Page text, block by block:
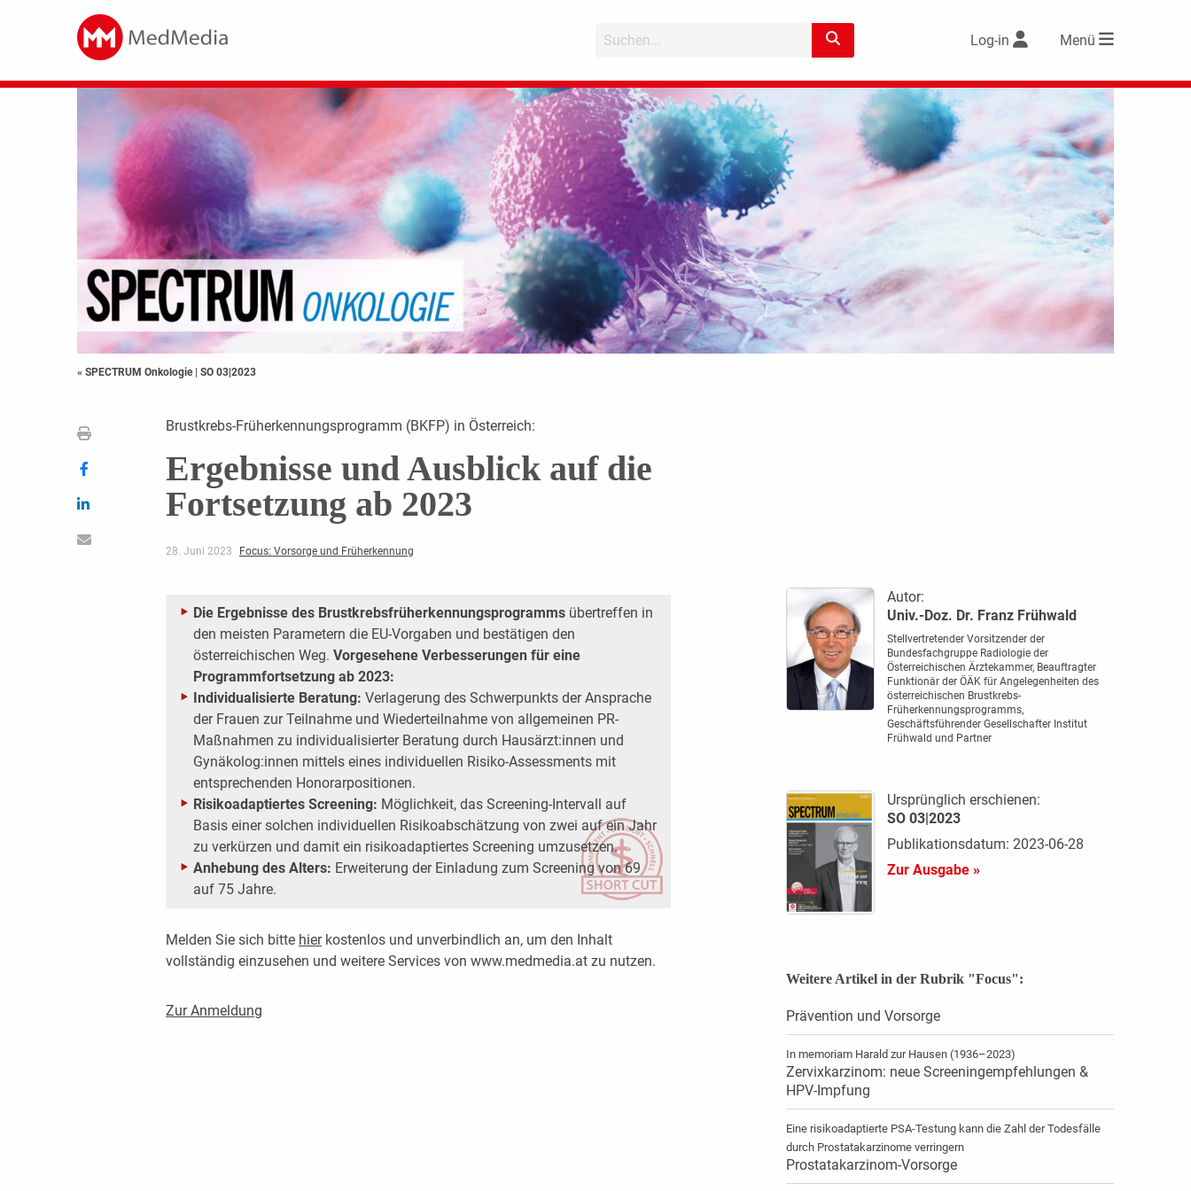
Log-in Menü
« SPECTRUM Onkologie | SO 03|2023
Brustkrebs-Früherkennungsprogramm (BKFP) in Österreich:
Ergebnisse und Ausblick auf die
Fortsetzung ab 2023
28. Juni 2023 Focus: Vorsorge und Früherkennung
Die Ergebnisse des Brustkrebsfrüherkennungsprogrammsübertreffen in
den meisten Parametern die EU-Vorgaben und bestätigen den
österreichischen Weg. Vorgesehene Verbesserungen für eine
Programmfortsetzung ab 2023:
Individualisierte Beratung: Verlagerung des Schwerpunkts der Ansprache
der Frauen zur Teilnahme und Wiederteilnahme von allgemeinen PR-
Maßnahmen zu individualisierter Beratung durch Hausärzt:innen und
Gynäkolog:innen mittels eines individuellen Risiko-Assessments mit
entsprechenden Honorarpositionen.
Risikoadaptiertes Screening: Möglichkeit, das Screening-Intervall auf
Basis einer solchen individuellen Risikoabschätzung von zwei auf ein Jahr
zu verkürzen und damit ein risikoadaptiertes Screening umzusetzen.
Anhebung des Alters: Erweiterung der Einladung zum Screening von 69
auf 75 Jahre.
Melden Sie sich bitte hierkostenlos und unverbindlich an, um den Inhalt
vollständig einzusehen und weitere Services von www.medmedia.at zu nutzen.
Zur Anmeldung
Autor:
Univ.-Doz. Dr. Franz Frühwald
Stellvertretender Vorsitzender der
Bundesfachgruppe Radiologie der
Österreichischen Ärztekammer, Beauftragter
Funktionär der ÖÄK für Angelegenheiten des
österreichischen Brustkrebs-
Früherkennungsprogramms,
Geschäftsführender Gesellschafter Institut
Frühwald und Partner
Ursprünglich erschienen:
SO 03|2023
Publikationsdatum: 2023-06-28
Zur Ausgabe »
Weitere Artikel in der Rubrik "Focus":
Prävention und Vorsorge
In memoriam Harald zur Hausen (1936–2023)
Zervixkarzinom: neue Screeningempfehlungen &
HPV-Impfung
Eine risikoadaptierte PSA-Testung kann die Zahl der Todesfälle
durch Prostatakarzinome verringern
Prostatakarzinom-Vorsorge